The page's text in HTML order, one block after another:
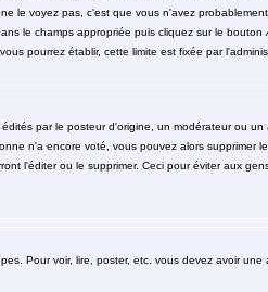
le voyez pas, c'est que vous n'avez
le champs appropriée puis cliquez sur le bouton
pourrez établir, cette limite est fixée par
par le posteur d'origine, un modérateur ou
n'a encore voté, vous pouvez alors
l'éditer ou le supprimer. Ceci pour éviter aux
Pour voir, lire, poster, etc. vous devez avoir